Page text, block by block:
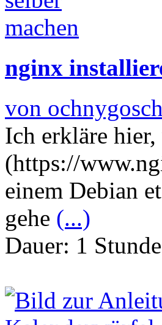
nginx
von ochnygosch
Ich erkläre
(https://
einem Debian
gehe (...)
Dauer: 1 Stunde